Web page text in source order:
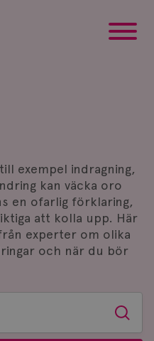
exempel indragning,
kan väcka oro
en ofarlig förklaring,
att kolla upp. Här
experter om olika
och när du bör
Sök